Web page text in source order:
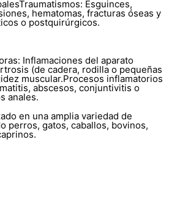
Esguinces,
hematomas, fracturas óseas y
o postquirúrgicos.
Inflamaciones del aparato
(de cadera, rodilla o pequeñas
muscular.Procesos inflamatorios
abscesos, conjuntivitis o
anales.
en una amplia variedad de
perros, gatos, caballos, bovinos,